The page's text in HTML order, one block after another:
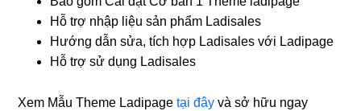
Hỗ trợ nhập liệu sản phẩm Ladisales
Hướng dẫn sửa, tích hợp Ladisales với Ladipage
Hỗ trợ sử dụng Ladisales
Xem Mẫu Theme Ladipagetại đây và sở hữu ngay